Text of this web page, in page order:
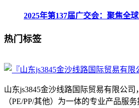
2025年第137届广交会：聚焦全
热门标签
山东js3845金沙线路国际贸易有限公司
（PE/PP/其他）为一体的专业产品服